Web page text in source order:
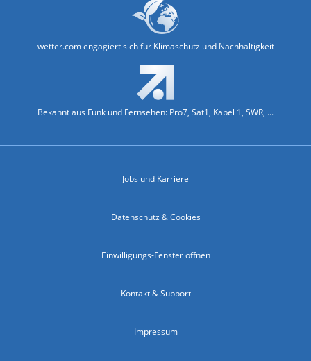
wetter.com engagiert sich für Klimaschutz und Nachhaltigkeit
Bekannt aus Funk und Fernsehen: Pro7, Sat1, Kabel 1, SWR, ...
Jobs und Karriere
Datenschutz & Cookies
Einwilligungs-Fenster öffnen
Kontakt & Support
Impressum